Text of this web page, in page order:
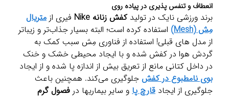
انعطاف و تنفس پذیری در پیاده روی
برند ورزشی نایک در تولیدکفش زنانه Nike فیری از متریال
مِش (Mesh)
استفاده کرده است؛ البته بسیار جذاب‌تر و زیباتر
از مدل های قبلی! استفاده از فناوری مِش سبب کمک به
گردش هوا در کفش شده و با ایجاد محیطی خشک و خنک
در داخل کتانی مانع از تعریق بیش از اندازه پا شده و از ایجاد
بوی نامطبوع در کفش جلوگیری می‌کند. همچنین باعث
جلوگیری از ایجاد قارچ پا و سایر بیماریها در فصول گرم